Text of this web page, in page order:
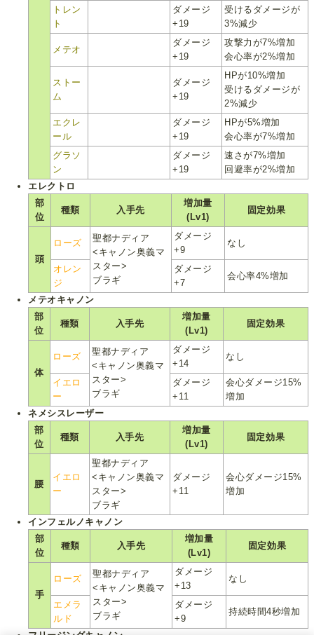
トレン
ト
ダメージ
+19
受けるダメージが
3%減少
メテオ
ダメージ
+19
攻撃力が7%増加
会心率が2%増加
ストー
ム
ダメージ
+19
HPが10%増加
受けるダメージが
2%減少
エクレ
ール
ダメージ
+19
HPが5%増加
会心率が7%増加
グラソ
ン
ダメージ
+19
速さが7%増加
回避率が2%増加
エレクトロ
部
位
種類 入手先
増加量
(Lv1)
固定効果
頭
ローズ
聖都ナディア
<キャノン奥義マ
スター>
ブラギ
ダメージ
+9
なし
オレン
ジ
ダメージ
+7
会心率4%増加
メテオキャノン
部
位
種類 入手先
増加量
(Lv1)
固定効果
体
ローズ
聖都ナディア
<キャノン奥義マ
スター>
ブラギ
ダメージ
+14
なし
イエロ
ー
ダメージ
+11
会心ダメージ15%
増加
ネメシスレーザー
部
位
種類 入手先
増加量
(Lv1)
固定効果
腰
イエロ
ー
聖都ナディア
<キャノン奥義マ
スター>
ブラギ
ダメージ
+11
会心ダメージ15%
増加
インフェルノキャノン
部
位
種類 入手先
増加量
(Lv1)
固定効果
手
ローズ
聖都ナディア
<キャノン奥義マ
スター>
ブラギ
ダメージ
+13
なし
エメラ
ルド
ダメージ
+9
持続時間4秒増加